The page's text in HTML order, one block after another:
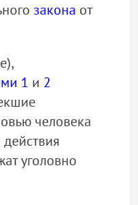
закона от
1 и 2
человека
уголовно